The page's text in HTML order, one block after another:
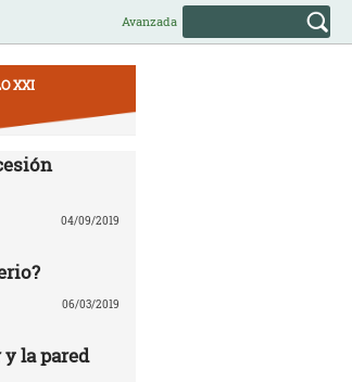
Avanzada
XXI
04/09/2019
06/03/2019
la pared